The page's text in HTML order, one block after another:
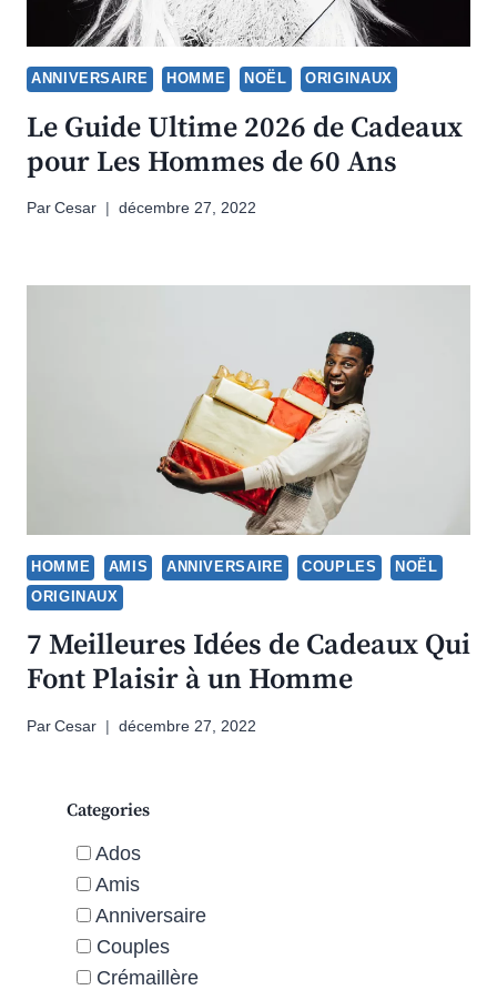
ANNIVERSAIRE HOMME NOËL ORIGINAUX
Le Guide Ultime 2026 de Cadeaux
pour Les Hommes de 60 Ans
ParCesar décembre 27, 2022
HOMME AMIS ANNIVERSAIRE COUPLES
NOËL
ORIGINAUX
7 Meilleures Idées de Cadeaux Qui
Font Plaisir à un Homme
ParCesar décembre 27, 2022
Categories
Ados
Amis
Anniversaire
Couples
Crémaillère